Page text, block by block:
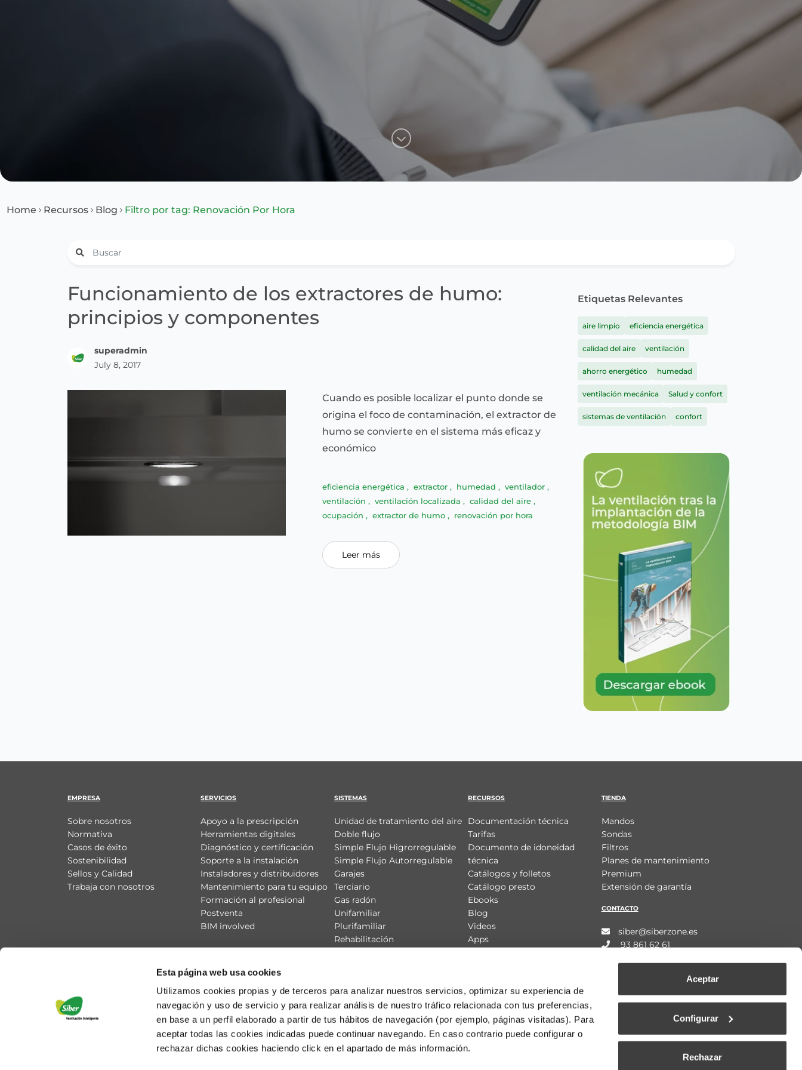
Esta página web usa cookies
Utilizamos cookies propias y de terceros para analizar nuestros servicios, optimizar su experiencia de
navegación y uso de servicio y para realizar análisis de nuestro tráfico relacionada con tus preferencias,
en base a un perfil elaborado a partir de tus hábitos de navegación (por ejemplo, páginas visitadas). Para
aceptar todas las cookies indicadas puede continuar navegando. En caso contrario puede configurar o
rechazar dichas cookies haciendo click en el apartado de más información.
Aceptar
Configurar
Rechazar
Home Recursos Blog Filtro por tag: Renovación Por Hora
Funcionamiento de los extractores de humo:
principios y componentes
superadmin
July 8, 2017
Cuando es posible localizar el punto donde se
origina el foco de contaminación, el extractor de
humo se convierte en el sistema más eficaz y
económico
eficiencia energética , extractor , humedad , ventilador ,
ventilación , ventilación localizada , calidad del aire ,
ocupación , extractor de humo , renovación por hora
Leer más
Etiquetas Relevantes
aire limpio eficiencia energética
calidad del aire ventilación
ahorro energético humedad
ventilación mecánica Salud y confort
sistemas de ventilación confort
EMPRESA
Sobre nosotros
Normativa
Casos de éxito
Sostenibilidad
Sellos y Calidad
Trabaja con nosotros
SERVICIOS
Apoyo a la prescripción
Herramientas digitales
Diagnóstico y certificación
Soporte a la instalación
Instaladores y distribuidores
Mantenimiento para tu equipo
Formación al profesional
Postventa
BIM involved
SISTEMAS
Unidad de tratamiento del aire
Doble flujo
Simple Flujo Higrorregulable
Simple Flujo Autorregulable
Garajes
Terciario
Gas radón
Unifamiliar
Plurifamiliar
Rehabilitación
RECURSOS
Documentación técnica
Tarifas
Documento de idoneidad
técnica
Catálogos y folletos
Catálogo presto
Ebooks
Blog
Videos
Apps
TIENDA
Mandos
Sondas
Filtros
Planes de mantenimiento
Premium
Extensión de garantía
CONTACTO
siber@siberzone.es
93 861 62 61